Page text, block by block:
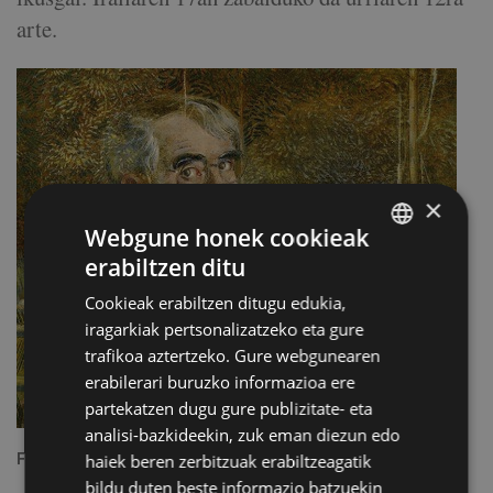
arte.
Fernando Beorlegiren autoerretratua
×
Webgune honek cookieak
erabiltzen ditu
Cookieak erabiltzen ditugu edukia,
iragarkiak pertsonalizatzeko eta gure
trafikoa aztertzeko. Gure webgunearen
erabilerari buruzko informazioa ere
partekatzen dugu gure publizitate- eta
analisi-bazkideekin, zuk eman diezun edo
haiek beren zerbitzuak erabiltzeagatik
bildu duten beste informazio batzuekin